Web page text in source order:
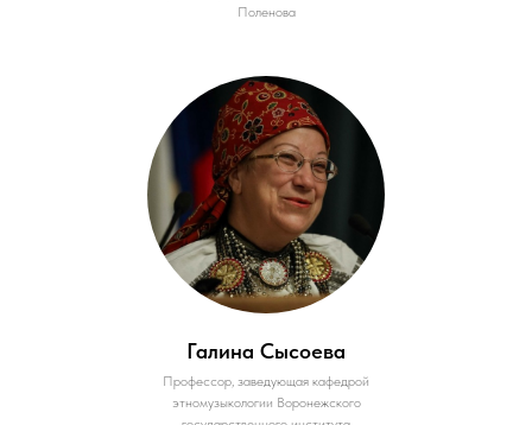
Поленова
Галина Сысоева
Профессор, заведующая кафедрой
этномузыкологии Воронежского